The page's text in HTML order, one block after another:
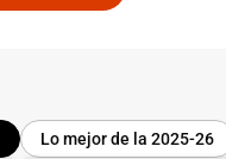
Lo mejor de la 2025-26